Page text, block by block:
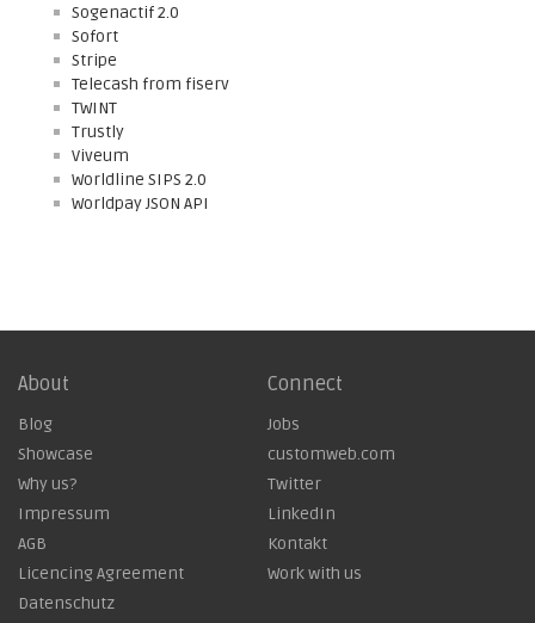
Sogenactif 2.0
Sofort
Stripe
Telecash from fiserv
TWINT
Trustly
Viveum
Worldline SIPS 2.0
Worldpay JSON API
About
Blog
Showcase
Why us?
Impressum
AGB
Licencing Agreement
Datenschutz
Connect
Jobs
customweb.com
Twitter
LinkedIn
Kontakt
Work with us